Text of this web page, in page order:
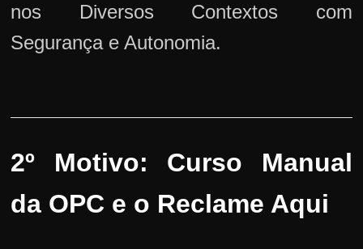
nos Diversos Contextos com
Segurança e Autonomia.
2º Motivo: Curso Manual
da OPC e o Reclame Aqui